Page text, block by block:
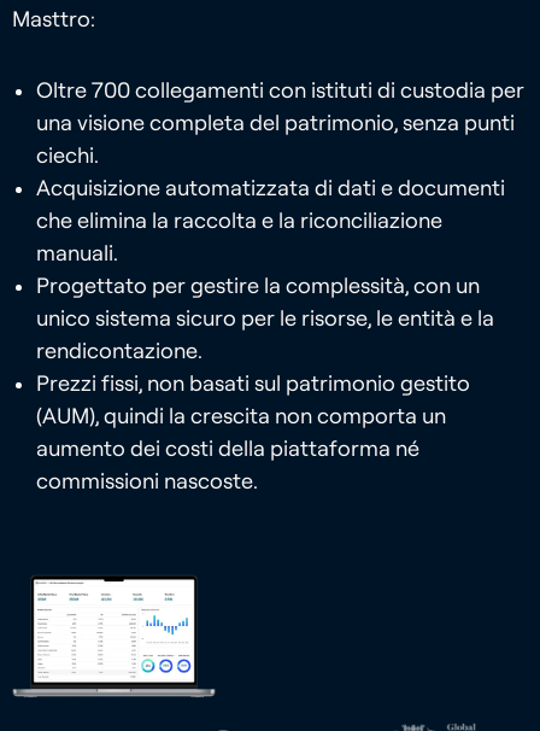
Masttro:
Oltre 700 collegamenti con istituti di custodia per
una visione completa del patrimonio, senza punti
ciechi.
Acquisizione automatizzata di dati e documenti
che elimina la raccolta e la riconciliazione
manuali.
Progettato per gestire la complessità, con un
unico sistema sicuro per le risorse, le entità e la
rendicontazione.
Prezzi fissi, non basati sul patrimonio gestito
(AUM), quindi la crescita non comporta un
aumento dei costi della piattaforma né
commissioni nascoste.